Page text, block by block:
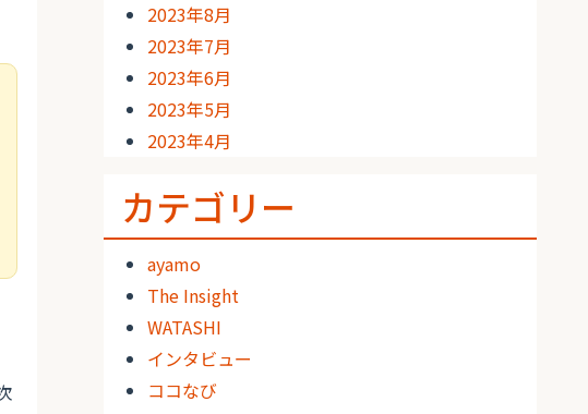
2023年8月
2023年7月
2023年6月
2023年5月
2023年4月
カテゴリー
ayamo
The Insight
WATASHI
インタビュー
ココなび